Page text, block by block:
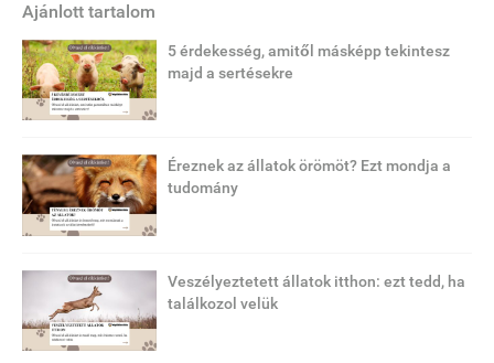
Ajánlott tartalom
5 érdekesség, amitől másképp tekintesz
majd a sertésekre
Éreznek az állatok örömöt? Ezt mondja a
tudomány
Veszélyeztetett állatok itthon: ezt tedd, ha
találkozol velük